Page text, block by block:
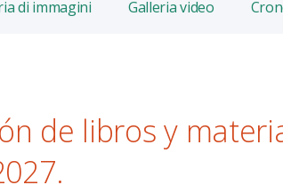
di immagini Galleria video
de libros y